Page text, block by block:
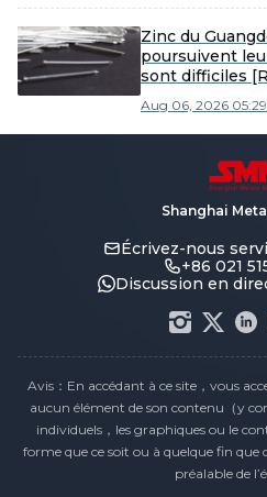
Zinc du
poursuivent
sont difficiles
Aug 06, 2026 05:29
Shanghai
Écrivez-nous
+86 021
Discussion en
Avis：En accédant à ce site，vous
aucun élément de son contenu（y
individuels，les graphiques ou le
forme que ce soit ou à quelque fin que
préalable de